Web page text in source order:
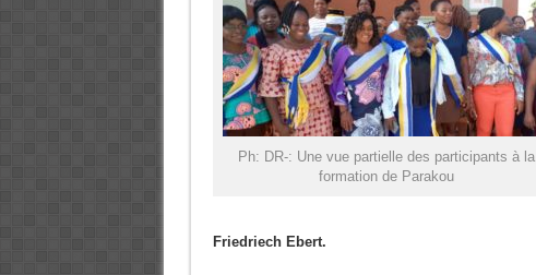
Ph: DR-: Une vue partielle des participants à la
formation de Parakou
Friedriech Ebert.